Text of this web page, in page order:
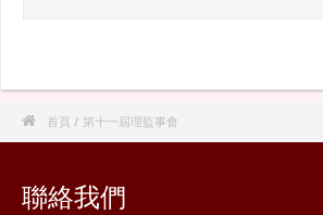
 首頁 / 第十一屆理監事會
聯絡我們